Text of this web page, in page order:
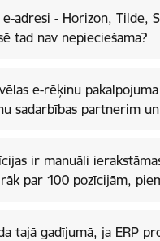
adresi - Horizon, Tilde,
tad nav nepieciešama?
e-rēķinu
sadarbības partnerim
ir manuāli
par 100 pozīcijām,
tajā gadījumā, ja ERP